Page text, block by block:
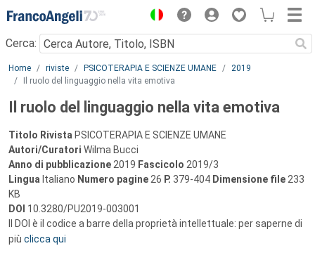
Menu
Cerca:
Main content
Home riviste PSICOTERAPIA E SCIENZE UMANE
2019
Il ruolo del linguaggio nella vita emotiva
Il ruolo del linguaggio nella vita emotiva
Titolo Rivista PSICOTERAPIA E SCIENZE UMANE
Autori/Curatori Wilma Bucci
Anno di pubblicazione 2019 Fascicolo 2019/3
Lingua Italiano Numero pagine 26 P. 379-404 Dimensione file 233
KB
DOI 10.3280/PU2019-003001
Il DOI è il codice a barre della proprietà intellettuale: per saperne di
più clicca qui